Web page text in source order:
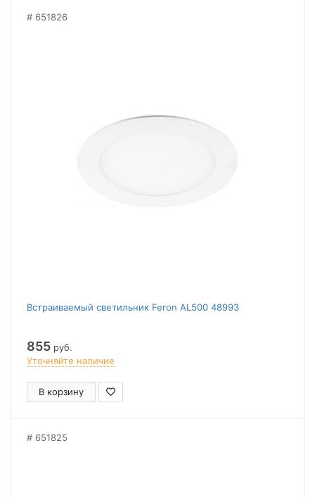
651826
Встраиваемый светильник Feron AL500 48993
855 руб.
Уточняйте наличие
В корзину
651825